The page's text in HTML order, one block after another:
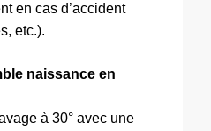
en cas d’accident
etc.).
naissance en
à 30° avec une